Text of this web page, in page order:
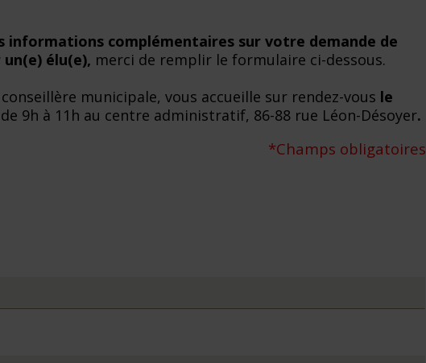
informations complémentaires sur votre demande de
élu(e), merci de remplir le formulaire ci-dessous.
municipale, vous accueille sur rendez-vous le
de 9h à 11h au centre administratif, 86-88 rue Léon-Désoyer.
*Champs obligatoires